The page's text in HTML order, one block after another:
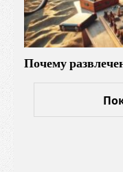
Почему